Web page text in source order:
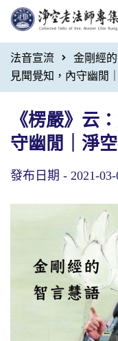
法音宣流 金剛經
見聞覺知，內守幽閒
《楞嚴》云
守幽閒｜淨
發布日期 - 2021-